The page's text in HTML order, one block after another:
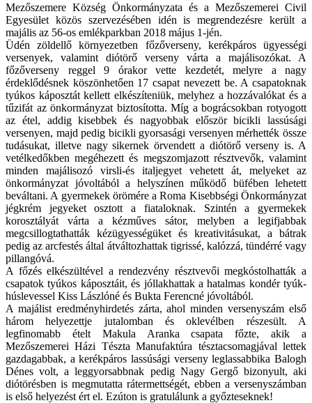
Mezőszemere Község Önkormányzata és a Mezőszemerei Civil
Egyesület közös szervezésében idén is megrendezésre került a
majális az 56-os emlékparkban 2018 május 1-jén.
Üdén zöldellő környezetben főzőverseny, kerékpáros ügyességi
versenyek, valamint diótörő verseny várta a majálisozókat. A
főzőverseny reggel 9 órakor vette kezdetét, melyre a nagy
érdeklődésnek köszönhetően 17 csapat nevezett be. A csapatoknak
tyúkos káposztát kellett elkészíteniük, melyhez a hozzávalókat és a
tűzifát az önkormányzat biztosította. Míg a bográcsokban rotyogott
az étel, addig kisebbek és nagyobbak először bicikli lassúsági
versenyen, majd pedig bicikli gyorsasági versenyen mérhették össze
tudásukat, illetve nagy sikernek örvendett a diótörő verseny is. A
vetélkedőkben megéhezett és megszomjazott résztvevők, valamint
minden majálisozó virsli-és italjegyet vehetett át, melyeket az
önkormányzat jóvoltából a helyszínen működő büfében lehetett
beváltani. A gyermekek örömére a Roma Kisebbségi Önkormányzat
jégkrém jegyeket osztott a fiataloknak. Szintén a gyermekek
korosztályát várta a kézműves sátor, melyben a legifjabbak
megcsillogtathatták kézügyességüket és kreativitásukat, a bátrak
pedig az arcfestés által átváltozhattak tigrissé, kalózzá, tündérré vagy
pillangóvá.
A főzés elkészültével a rendezvény résztvevői megkóstolhatták a
csapatok tyúkos káposztáit, és jóllakhattak a hatalmas kondér tyúk-
húslevessel Kiss Lászlóné és Bukta Ferencné jóvoltából.
A majálist eredményhirdetés zárta, ahol minden versenyszám első
három helyezettje jutalomban és oklevélben részesült. A
legfinomabb ételt Makula Aranka csapata főzte, akik a
Mezőszemerei Házi Tészta Manufaktúra tésztacsomagjával lettek
gazdagabbak, a kerékpáros lassúsági verseny leglassabbika Balogh
Dénes volt, a leggyorsabbnak pedig Nagy Gergő bizonyult, aki
diótörésben is megmutatta rátermettségét, ebben a versenyszámban
is első helyezést ért el. Ezúton is gratulálunk a győzteseknek!